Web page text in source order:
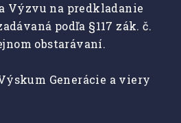
Výzvu na predkladanie
podľa §117 zák. č.
obstarávaní.
Generácie a viery